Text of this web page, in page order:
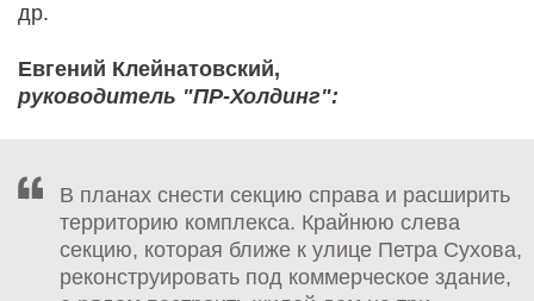
др.
Евгений Клейнатовский,
руководитель "ПР-Холдинг":
В планах снести секцию справа и расширить
территорию комплекса. Крайнюю слева
секцию, которая ближе к улице Петра Сухова,
реконструировать под коммерческое здание,